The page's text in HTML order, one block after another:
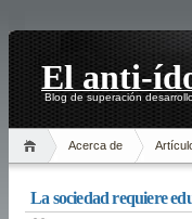
El anti-
Blog de superación
Acerca de
La sociedad requiere